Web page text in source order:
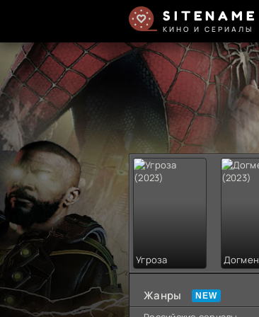
SITENAME
КИНО И СЕРИАЛЫ
Угроза Догмен
Жанры